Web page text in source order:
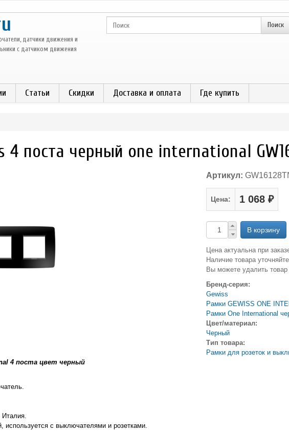
датчики движения и
с датчиком движения
Статьи Скидки Доставка и оплата Где купить
4 поста черный one international
Артикул:
Цена: 1 068 ₽
Цена актуальна при
Наличие товара
Вы можете удалить
Бренд-серия:
Gewiss
Рамки GEWISS ONE
Рамки One International
Цвет/материал:
Черный
Тип товара:
Рамки для розеток и
4 поста цвет черный
Италия.
используется с выключателями и розетками.